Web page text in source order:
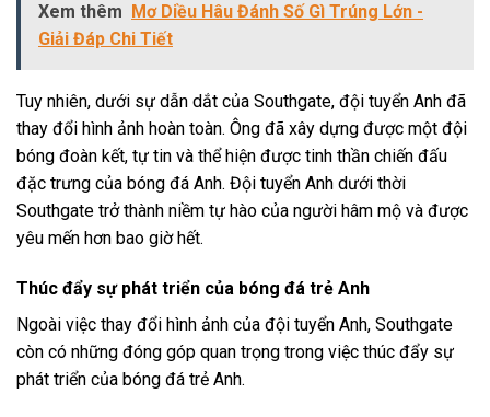
Xem thêm
Mơ Diều Hâu Đánh Số Gì Trúng Lớn -
Giải Đáp Chi Tiết
Tuy nhiên, dưới sự dẫn dắt của Southgate, đội tuyển Anh đã
thay đổi hình ảnh hoàn toàn. Ông đã xây dựng được một đội
bóng đoàn kết, tự tin và thể hiện được tinh thần chiến đấu
đặc trưng của bóng đá Anh. Đội tuyển Anh dưới thời
Southgate trở thành niềm tự hào của người hâm mộ và được
yêu mến hơn bao giờ hết.
Thúc đẩy sự phát triển của bóng đá trẻ Anh
Ngoài việc thay đổi hình ảnh của đội tuyển Anh, Southgate
còn có những đóng góp quan trọng trong việc thúc đẩy sự
phát triển của bóng đá trẻ Anh.